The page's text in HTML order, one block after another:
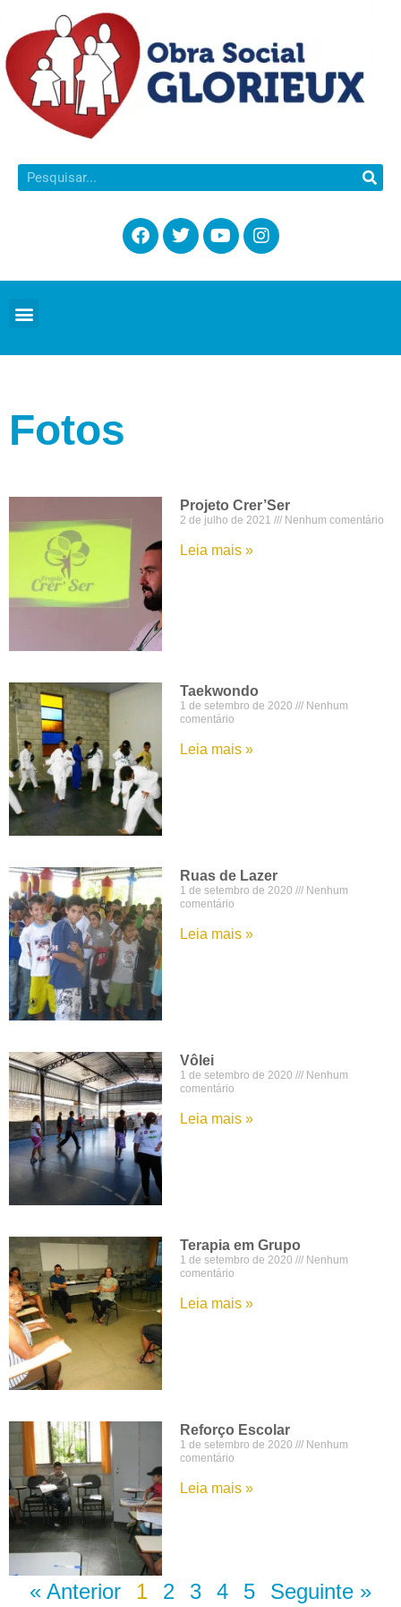
Fotos
Projeto Crer’Ser
2 de julho de 2021 Nenhum comentário
Leia mais »
Taekwondo
1 de setembro de 2020
Nenhum
comentário
Leia mais »
Ruas de Lazer
1 de setembro de 2020
Nenhum
comentário
Leia mais »
Vôlei
1 de setembro de 2020
Nenhum
comentário
Leia mais »
Terapia em Grupo
1 de setembro de 2020
Nenhum
comentário
Leia mais »
Reforço Escolar
1 de setembro de 2020
Nenhum
comentário
Leia mais »
« Anterior 1 2 3 4 5 Seguinte »